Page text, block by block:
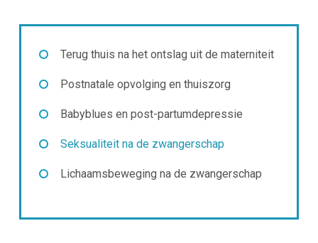
Terug thuis na het ontslag uit de materniteit
Postnatale opvolging en thuiszorg
Babyblues en post-partumdepressie
Seksualiteit na de zwangerschap
Lichaamsbeweging na de zwangerschap